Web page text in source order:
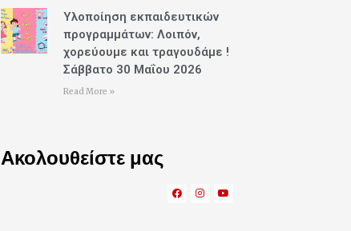
Υλοποίηση εκπαιδευτικών
προγραμμάτων: Λοιπόν,
χορεύουμε και τραγουδάμε !
Σάββατο 30 Μαΐου 2026
Read More »
Ακολουθείστε μας